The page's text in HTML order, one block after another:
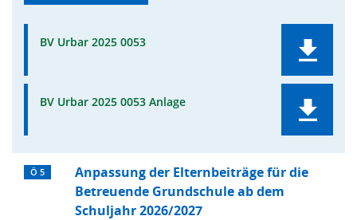
BV Urbar 2025 0053
BV Urbar 2025 0053 Anlage
Ö 5
Anpassung der Elternbeiträge für die
Betreuende Grundschule ab dem
Schuljahr 2026/2027